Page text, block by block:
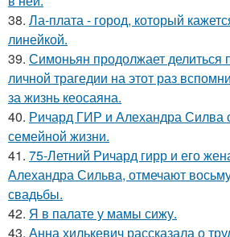
38. Ла-плата - город, который
линейкой.
39. Симоньян продолжает делиться
личной трагедии на этот раз
за жизнь кеосаяна.
40. Ричард ГИР и Алехандра Силва
семейной жизни.
41. 75-Летний Ричард гирр и его
Алехандра Сильва, отмечают
свадьбы.
42. Я в палате у мамы сижу.
43. Анна хилькевич рассказала о